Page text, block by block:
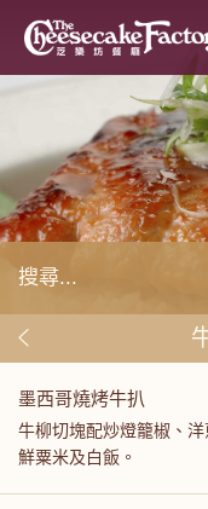
墨西哥燒烤牛扒
牛柳切塊配炒燈籠椒、
鮮粟米及白飯。